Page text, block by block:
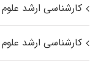
کارشناسی ارشد علوم
کارشناسی ارشد علوم